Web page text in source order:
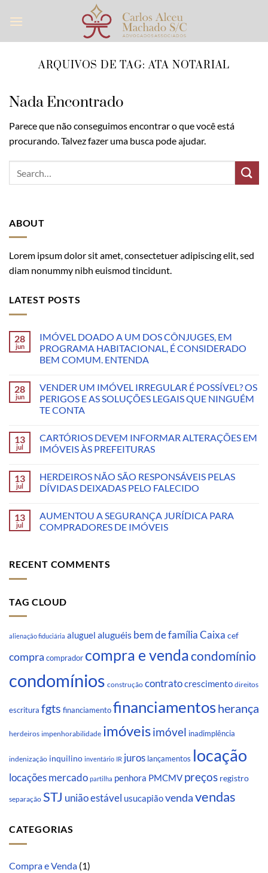
ARQUIVOS DE TAG:ATA NOTARIAL
Nada Encontrado
Parece que não conseguimos encontrar o que você está
procurando. Talvez fazer uma busca pode ajudar.
ABOUT
Lorem ipsum dolor sit amet, consectetuer adipiscing elit, sed
diam nonummy nibh euismod tincidunt.
LATEST POSTS
28
jun
IMÓVEL DOADO A UM DOS CÔNJUGES, EM
PROGRAMA HABITACIONAL, É CONSIDERADO
BEM COMUM. ENTENDA
28
jun
VENDER UM IMÓVEL IRREGULAR É POSSÍVEL? OS
PERIGOS E AS SOLUÇÕES LEGAIS QUE NINGUÉM
TE CONTA
13
jul
CARTÓRIOS DEVEM INFORMAR ALTERAÇÕES EM
IMÓVEIS ÀS PREFEITURAS
13
jul
HERDEIROS NÃO SÃO RESPONSÁVEIS PELAS
DÍVIDAS DEIXADAS PELO FALECIDO
13
jul
AUMENTOU A SEGURANÇA JURÍDICA PARA
COMPRADORES DE IMÓVEIS
RECENT COMMENTS
TAG CLOUD
alienação fiduciária aluguel aluguéis bem de família Caixa cef
compra comprador compra e vendacondomínio
condomínios construção contratocrescimento direitos
escritura fgts financiamentofinanciamentosherança
herdeiros impenhorabilidade imóveisimóvel inadimplência
indenização inquilino inventário IR juros lançamentos locação
locações mercado partilha penhora PMCMV preços registro
separação STJ união estável usucapiãovendavendas
CATEGORIAS
Compra e Venda (1)